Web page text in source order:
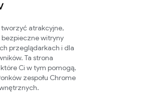
atrakcyjne,
bezpieczne witryny
przeglądarkach i dla
Ta strona
Ci w tym pomogą,
zespołu Chrome